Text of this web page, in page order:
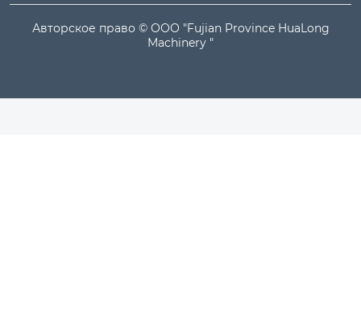
Авторское право © ООО "Fujian Province HuaLong
Machinery "